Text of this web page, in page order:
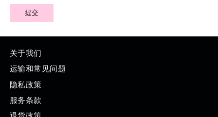
提交
关于我们
运输和常见问题
隐私政策
服务条款